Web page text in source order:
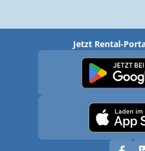
Jetzt Rental-